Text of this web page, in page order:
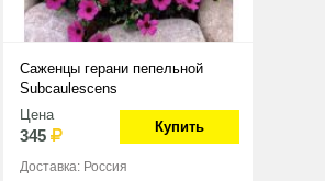
Саженцы герани пепельной
Subcaulescens
Цена
345 Купить
Доставка: Россия